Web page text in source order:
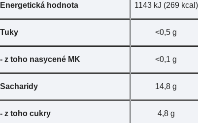
Energetická hodnota 1143 kJ (269 kcal)
Tuky <0,5 g
- z toho nasycené MK <0,1 g
Sacharidy 14,8 g
- z toho cukry 4,8 g